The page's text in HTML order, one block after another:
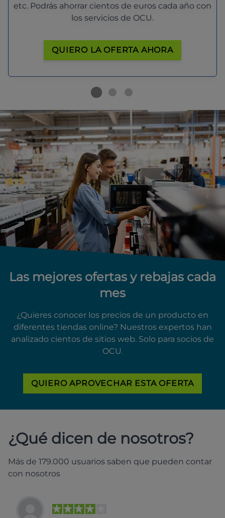
etc. Podrás ahorrar cientos de euros cada año con
los servicios de OCU.
QUIERO LA OFERTA AHORA
Las mejores ofertas y rebajas cada
mes
¿Quieres conocer los precios de un producto en
diferentes tiendas online? Nuestros expertos han
analizado cientos de sitios web. Solo para socios de
OCU.
QUIERO APROVECHAR ESTA OFERTA
¿Qué dicen de nosotros?
Más de 179.000 usuarios saben que pueden contar
con nosotros